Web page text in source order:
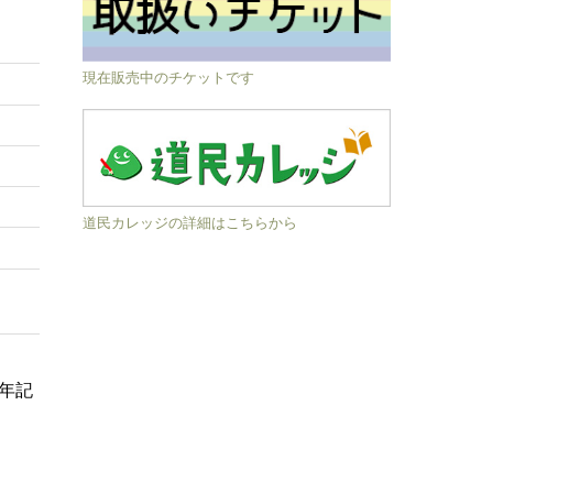
記
現在販売中のチケットです
道民カレッジの詳細はこちらから